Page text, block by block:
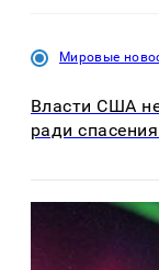
Мировые
Власти США
ради